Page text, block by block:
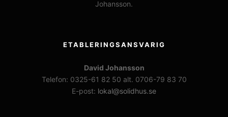
Johansson.
ETABLERINGSANSVARIG
David Johansson
Telefon: 0325-61 82 50 alt. 0706-79 83 70
E-post: lokal@solidhus.se